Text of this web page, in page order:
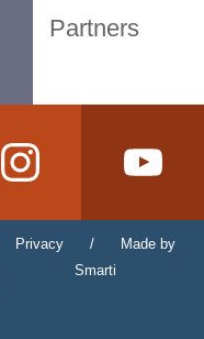
Partners
Privacy / Made by
Smarti